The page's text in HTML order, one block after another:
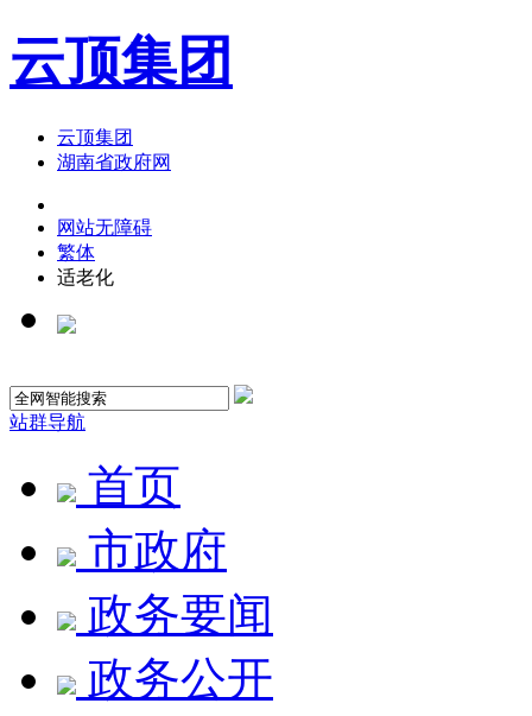
云顶集团
云顶集团
湖南省政府网
网站无障碍
繁体
适老化
站群导航
首页
市政府
政务要闻
政务公开